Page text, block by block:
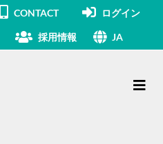
CONTACT ログイン
採用情報 JA